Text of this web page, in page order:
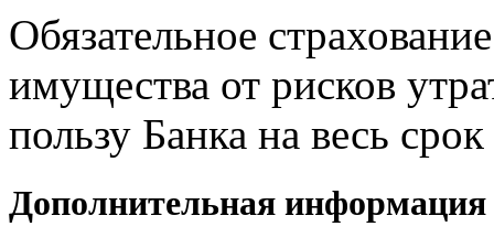
Обязательное
имущества от рисков
пользу Банка на весь
Дополнительная информация